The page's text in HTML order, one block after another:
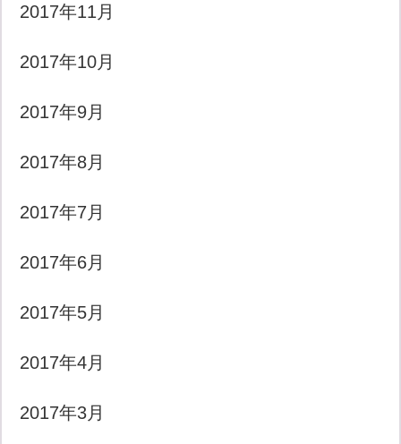
2017年11月
2017年10月
2017年9月
2017年8月
2017年7月
2017年6月
2017年5月
2017年4月
2017年3月